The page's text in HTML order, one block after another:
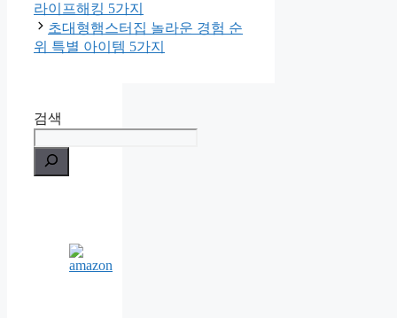
라이프해킹 5가지
초대형햄스터집 놀라운 경험 순
위 특별 아이템 5가지
검색